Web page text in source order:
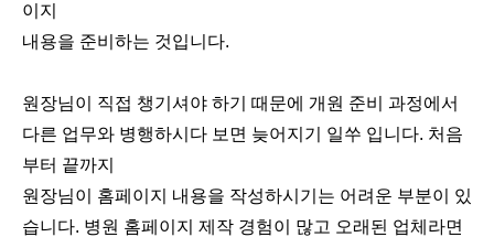
이지
내용을 준비하는 것입니다.
원장님이 직접 챙기셔야 하기 때문에 개원 준비 과정에서
다른 업무와 병행하시다 보면 늦어지기 일쑤 입니다. 처음
부터 끝까지
원장님이 홈페이지 내용을 작성하시기는 어려운 부분이 있
습니다. 병원 홈페이지 제작 경험이 많고 오래된 업체라면